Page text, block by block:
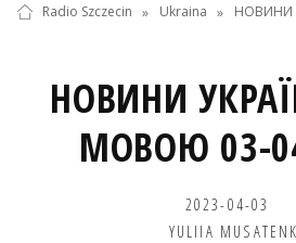
Radio Szczecin » Ukraina » НОВИНИ
НОВИНИ
МОВОЮ 03-
2023-04-03
YULIIA